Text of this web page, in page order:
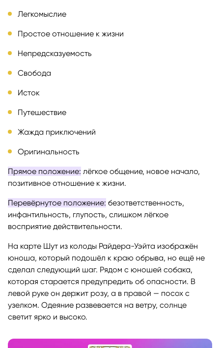
Легкомыслие
Простое отношение к жизни
Непредсказуемость
Свобода
Исток
Путешествие
Жажда приключений
Оригинальность
Прямое положение: лёгкое общение, новое начало,
позитивное отношение к жизни.
Перевёрнутое положение: безответственность,
инфантильность, глупость, слишком лёгкое
восприятие действительности.
На карте Шут из колоды Райдера-Уэйта изображён
юноша, который подошёл к краю обрыва, но ещё не
сделал следующий шаг. Рядом с юношей собака,
которая старается предупредить об опасности. В
левой руке он держит розу, а в правой — посох с
узелком. Одеяние развевается на ветру, солнце
светит ярко и высоко.